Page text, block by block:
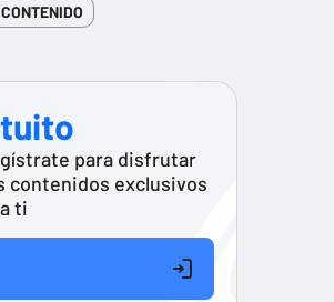
para disfrutar
contenidos exclusivos
ti